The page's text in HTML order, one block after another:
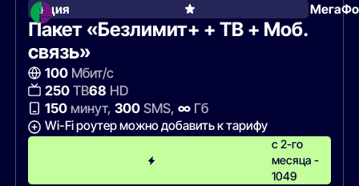
Акция
Пакет «Безлимит+ + ТВ + Моб.
связь»
100Мбит/с
250ТВ68 HD
150минут, 300SMS, ∞Гб
Wi-Fi роутер можно добавить к тарифу
с 2-го
месяца -
1049